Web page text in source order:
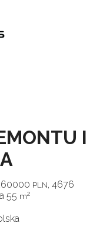
I
PLN, 4676
55 m2